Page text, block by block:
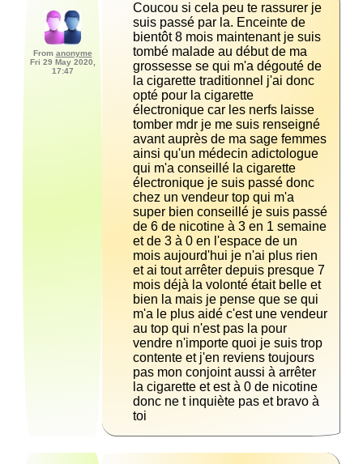
From anonyme
Fri 29 May 2020,
17:47
Coucou si cela peu te rassurer je
suis passé par la. Enceinte de
bientôt 8 mois maintenant je suis
tombé malade au début de ma
grossesse se qui m'a dégouté de
la cigarette traditionnel j'ai donc
opté pour la cigarette
électronique car les nerfs laisse
tomber mdr je me suis renseigné
avant auprès de ma sage femmes
ainsi qu'un médecin adictologue
qui m'a conseillé la cigarette
électronique je suis passé donc
chez un vendeur top qui m'a
super bien conseillé je suis passé
de 6 de nicotine à 3 en 1 semaine
et de 3 à 0 en l'espace de un
mois aujourd'hui je n'ai plus rien
et ai tout arrêter depuis presque 7
mois déjà la volonté était belle et
bien la mais je pense que se qui
m'a le plus aidé c'est une vendeur
au top qui n'est pas la pour
vendre n'importe quoi je suis trop
contente et j'en reviens toujours
pas mon conjoint aussi à arrêter
la cigarette et est à 0 de nicotine
donc ne t inquiète pas et bravo à
toi